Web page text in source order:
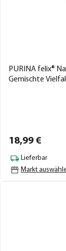
PURINA felix®
Gemischte
18,99 €
Lieferbar
Markt